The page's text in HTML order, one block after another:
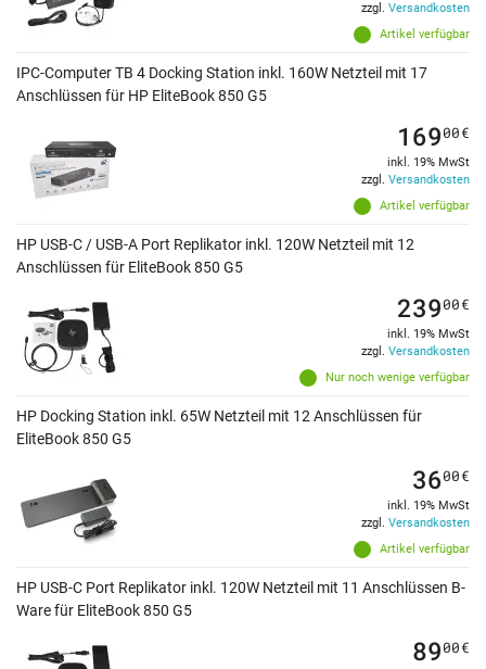
Artikel verfügbar
zzgl. Versandkosten
IPC-Computer TB 4 Docking Station inkl. 160W Netzteil mit 17
Anschlüssen für HP EliteBook 850 G5
Artikel verfügbar
16900€
inkl. 19% MwSt
zzgl. Versandkosten
HP USB-C / USB-A Port Replikator inkl. 120W Netzteil mit 12
Anschlüssen für EliteBook 850 G5
Nur noch wenige verfügbar
23900€
inkl. 19% MwSt
zzgl. Versandkosten
HP Docking Station inkl. 65W Netzteil mit 12 Anschlüssen für
EliteBook 850 G5
Artikel verfügbar
3600€
inkl. 19% MwSt
zzgl. Versandkosten
HP USB-C Port Replikator inkl. 120W Netzteil mit 11 Anschlüssen B-
Ware für EliteBook 850 G5
8900€